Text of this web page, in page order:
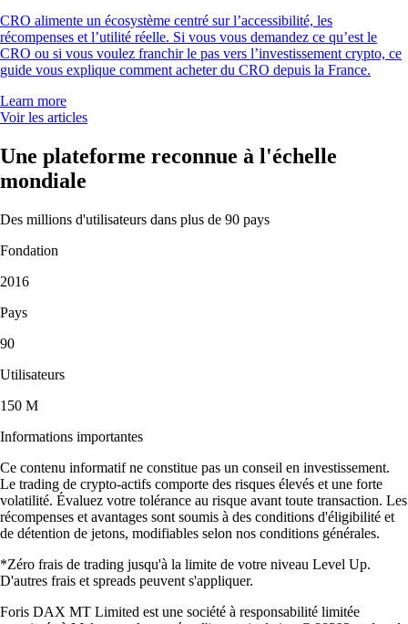
CRO alimente un écosystème centré sur l’accessibilité, les
récompenses et l’utilité réelle. Si vous vous demandez ce qu’est le
CRO ou si vous voulez franchir le pas vers l’investissement crypto, ce
guide vous explique comment acheter du CRO depuis la France.
Learn more
Voir les articles
Une plateforme reconnue à l'échelle
mondiale
Des millions d'utilisateurs dans plus de 90 pays
Fondation
2016
Pays
90
Utilisateurs
150 M
Informations importantes
Ce contenu informatif ne constitue pas un conseil en investissement.
Le trading de crypto-actifs comporte des risques élevés et une forte
volatilité. Évaluez votre tolérance au risque avant toute transaction. Les
récompenses et avantages sont soumis à des conditions d'éligibilité et
de détention de jetons, modifiables selon nos conditions générales.
*Zéro frais de trading jusqu'à la limite de votre niveau Level Up.
D'autres frais et spreads peuvent s'appliquer.
Foris DAX MT Limited est une société à responsabilité limitée